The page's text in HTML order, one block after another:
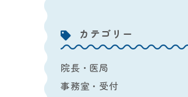
カテゴリー
院長・医局
事務室・受付